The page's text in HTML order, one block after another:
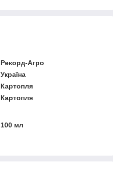
Рекорд-Агро
Україна
Картопля
Картопля
100 мл